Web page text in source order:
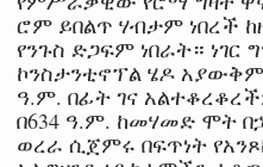
ሮም ይበልጥ ሃብታም ነበረች
የንጉስ ድጋፍም ነበራት። ነገር
ኮንስታንቲኖፕል ሄዶ
ዓ.ም. በፊት ገና
በ634 ዓ.ም. ከመሃመድ ሞት
ወረራ ሲጀምሩ በፍጥነት